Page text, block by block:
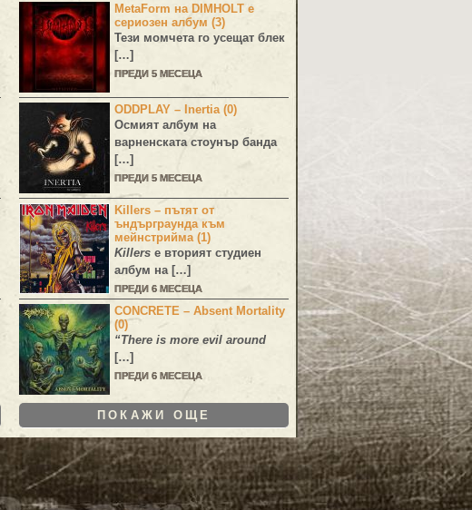
MetaForm на DIMHOLT е
сериозен албум (3)
Тези момчета го усещат блек
[…]
ПРЕДИ 5 МЕСЕЦА
ODDPLAY – Inertia (0)
Осмият албум на
варненската стоунър банда
[…]
ПРЕДИ 5 МЕСЕЦА
Killers – пътят от
ъндърграунда към
мейнстрийма (1)
Killers е вторият студиен
албум на […]
ПРЕДИ 6 МЕСЕЦА
CONCRETE – Absent Mortality
(0)
“There is more evil around
[…]
ПРЕДИ 6 МЕСЕЦА
ПОКАЖИ ОЩЕ